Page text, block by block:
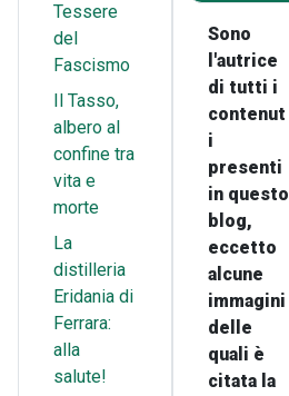
Tessere
del
Fascismo
Il Tasso,
albero al
confine tra
vita e
morte
La
distilleria
Eridania di
Ferrara:
alla
salute!
Sono
l'autrice
di tutti i
contenut
i
presenti
in questo
blog,
eccetto
alcune
immagini
delle
quali è
citata la